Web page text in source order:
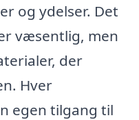
og ydelser. Det
væsentlig, men
der
Hver
egen tilgang til